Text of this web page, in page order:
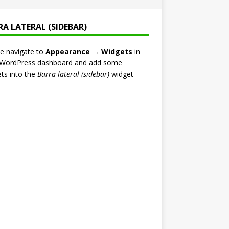
LATERAL (SIDEBAR)
navigate to Appearance → Widgets in
dashboard and add some
into the Barra lateral (sidebar)widget